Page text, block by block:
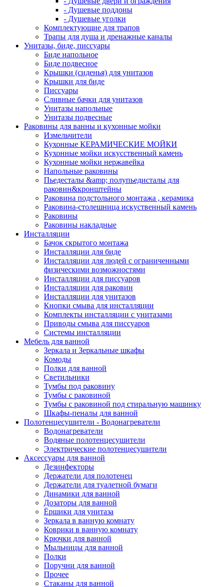
- Душевые поддоны
- Душевые уголки
Комплектующие для трапов
Трапы для душа и дренажные каналы
Унитазы, биде, писсуары
Биде напольное
Биде подвесное
Крышки (сиденья) для унитазов
Крышки для биде
Писсуары
Сливные бачки для унитазов
Унитазы напольные
Унитазы подвесные
Раковины для ванны и кухонные мойки
Измельчители
Кухонные КЕРАМИЧЕСКИЕ МОЙКИ
Кухонные мойки искусственный камень
Кухонные мойки нержавейка
Напольные раковины
Пьедесталы &amp; полупьедисталы для
раковин&кронштейны
Раковина подстольного монтажа , керамика
Раковина-столешница искуственный камень
Раковины
Раковины накладные
Инсталляции
Бачок скрытого монтажа
Инсталляции для биде
Инсталляции для людей с ограниченными
физическими возможностями
Инсталляции для писсуаров
Инсталляции для раковин
Инсталляции для унитазов
Кнопки смыва для инсталляции
Комплекты инсталляции с унитазами
Приводы смыва для писсуаров
Системы инсталляции
Мебель для ванной
Зеркала и Зеркальные шкафы
Комоды
Полки для ванной
Светильники
Тумбы под раковину
Тумбы с раковиной
Тумбы с раковиной под стиральную машинку
Шкафы-пеналы для ванной
Полотенцесушители - Водонагреватели
Водонагреватели
Водяные полотенцесушители
Электрические полотенцесушители
Аксессуары для ванной
Дезинфекторы
Держатели для полотенец
Держатели для туалетной бумаги
Динамики для ванной
Дозаторы для ванной
Ёршики для унитаза
Зеркала в ванную комнату
Коврики в ванную комнату
Крючки для ванной
Мыльницы для ванной
Полки
Поручни для ванной
Прочее
Стаканы для ванной